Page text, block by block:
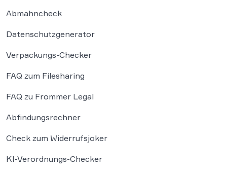
Abmahncheck
Datenschutzgenerator
Verpackungs-Checker
FAQ zum Filesharing
FAQ zu Frommer Legal
Abfindungsrechner
Check zum Widerrufsjoker
KI-Verordnungs-Checker